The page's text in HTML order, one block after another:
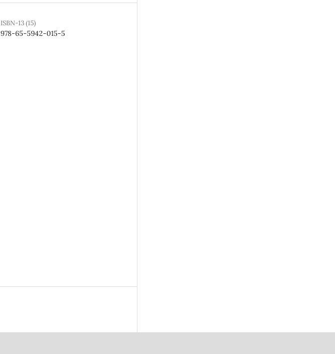
ISBN-13 (15)
978-65-5942-015-5